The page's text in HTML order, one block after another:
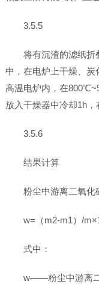
3.5.5
将有沉渣的滤纸折
中，在电炉上干燥、炭
高温电炉内，在
放入干燥器中冷却1h，
3.5.6
结果计算
粉尘中游离二氧化
w=（m2-m1）/
式中：
w——粉尘中游离